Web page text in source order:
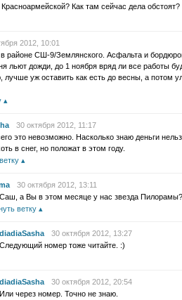
Как там сейчас дела обстоят?
2012, 10:01
районе СШ-9/Землянского. Асфальта и
льют дожди, до 1 ноября вряд ли все работы
уж оставить как есть до весны, а потом
30 октября 2012, 11:17
это невозможно. Насколько знаю деньги
в снег, но положат в этом году.
30 октября 2012, 13:11
а Вы в этом месяце у нас звезда
ветку
diadiaSasha
30 октября 2012, 13:27
Следующий номер тоже читайте. :)
diadiaSasha
30 октября 2012, 20:54
Или через номер. Точно не знаю.